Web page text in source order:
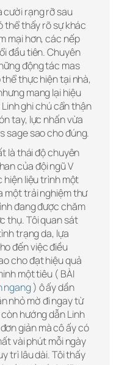
cười rạng rỡ sau
thể thấy rõ sự khác
mại hơn, các nếp
đầu tiên. Chuyên
động tác mas
thực hiện tại nhà,
mang lại hiệu
ghi chú cẩn thận
tay, lực nhấn vừa
sage sao cho đúng.
là thái độ chuyên
của đội ngũ V
hiện liệu trình một
một trải nghiệm thư
đang được chăm
thụ. Tôi quan sát
trạng da, lựa
đến việc điều
cho đạt hiệu quả
một tiêu ( BÀI
ngang) ô ấy dần
nhỏ mờ đi ngay từ
hướng dẫn Linh
giản mà cô ấy có
vài phút mỗi ngày
trì lâu dài. Tôi thấy